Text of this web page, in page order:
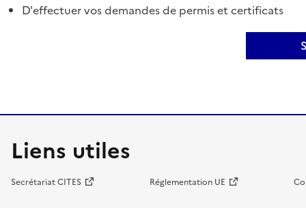
D'effectuer vos demandes de permis et certificats
Liens utiles
Secrétariat CITES Réglementation UE